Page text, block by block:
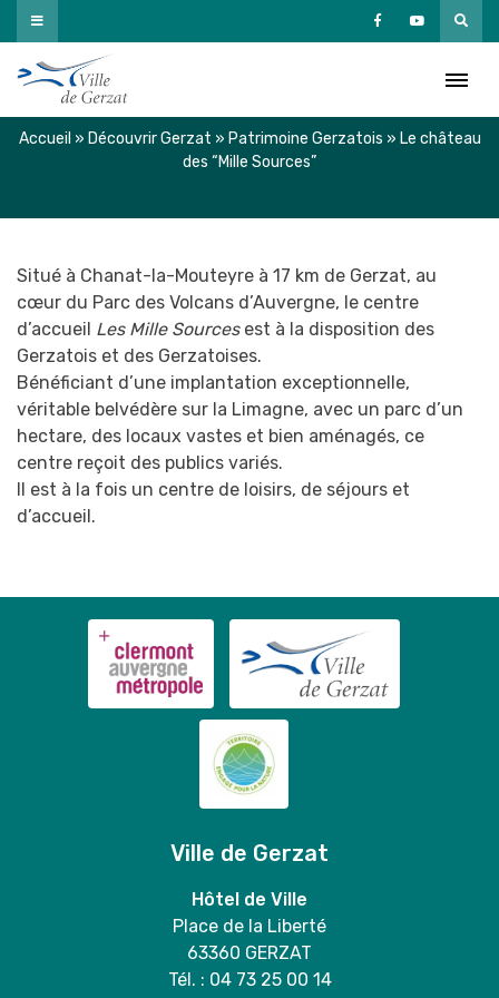
Passer
au
contenu
Le château des “Mille
Accueil » Découvrir Gerzat » Patrimoine Gerzatois » Le château
des “Mille Sources”
Situé à Chanat-la-Mouteyre à 17 km de Gerzat, au
cœur du Parc des Volcans d’Auvergne, le centre
d’accueil Les Mille Sourcesest à la disposition des
Gerzatois et des Gerzatoises.
Bénéficiant d’une implantation exceptionnelle,
véritable belvédère sur la Limagne, avec un parc d’un
hectare, des locaux vastes et bien aménagés, ce
centre reçoit des publics variés.
Il est à la fois un centre de loisirs, de séjours et
d’accueil.
Ville de Gerzat
Hôtel de Ville
Place de la Liberté
63360 GERZAT
Tél. : 04 73 25 00 14